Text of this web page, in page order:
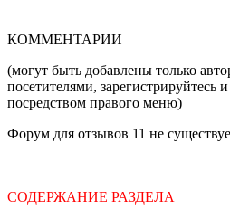
КОММЕНТАРИИ
(могут быть добавлены только
посетителями, зарегистрируйтесь
посредством правого меню)
Форум для отзывов 11 не
СОДЕРЖАНИЕ РАЗДЕЛА